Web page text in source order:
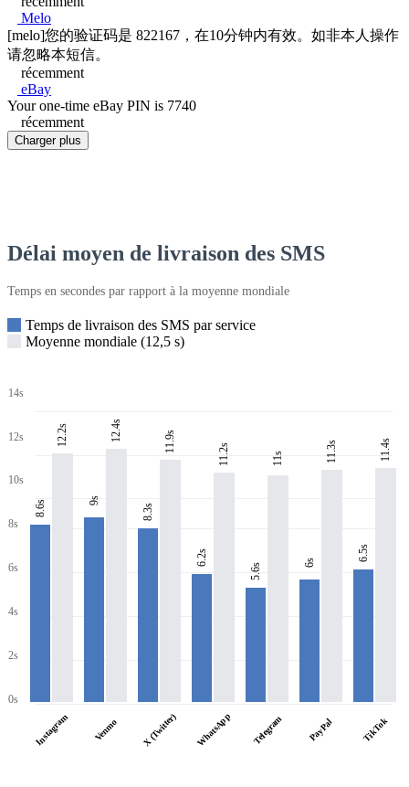
Melo
[melo]您的验证码是 822167，在10分钟内有效。如非本人操作
请忽略本短信。
récemment
eBay
Your one-time eBay PIN is 7740
récemment
Charger plus
Délai moyen de livraison des SMS
Temps en secondes par rapport à la moyenne mondiale
Temps de livraison des SMS par service
Moyenne mondiale (12,5 s)
14s
12s
10s
8s
6s
4s
2s
0s
8.6s
12.2s
Instagram
9s
12.4s
Venmo
8.3s
11.9s
X (Twitter)
6.2s
11.2s
WhatsApp
5.6s
11s
Telegram
6s
11.3s
PayPal
6.5s
11.4s
TikTok